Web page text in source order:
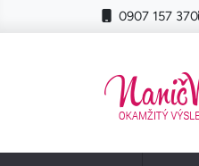
Skočiť na hlavný obsah0907 157 370